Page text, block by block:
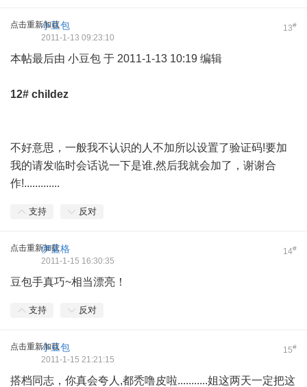
点击重新加载 13#
小豆包
2011-1-13 09:23:10
本帖最后由 小豆包 于 2011-1-13 10:19 编辑
12# childez
不好意思，一般我不认识的人不加所以设置了验证码!要加
我的请发临时会话说一下是谁,然后我就会加了，谢谢合
作!.............
支持 反对
点击重新加载 14#
伊蓝格
2011-1-15 16:30:35
豆包手真巧~相当漂亮！
支持 反对
点击重新加载 15#
小豆包
2011-1-15 21:21:15
搭档同志，你真会夸人,都秃噜皮啦...........姐这两天一定把这